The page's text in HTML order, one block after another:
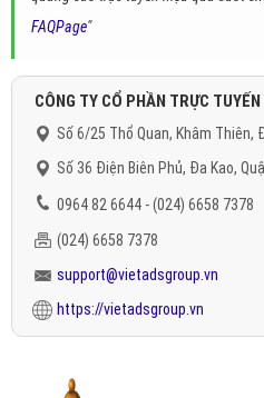
FAQPage"
CÔNG TY CỔ PHẦN TRỰC
Số 6/25 Thổ Quan, Khâm Thiên,
Số 36 Điện Biên Phủ, Đa Kao,
0964 82 6644 - (024) 6658 7378
(024) 6658 7378
support@vietadsgroup.vn
https://vietadsgroup.vn